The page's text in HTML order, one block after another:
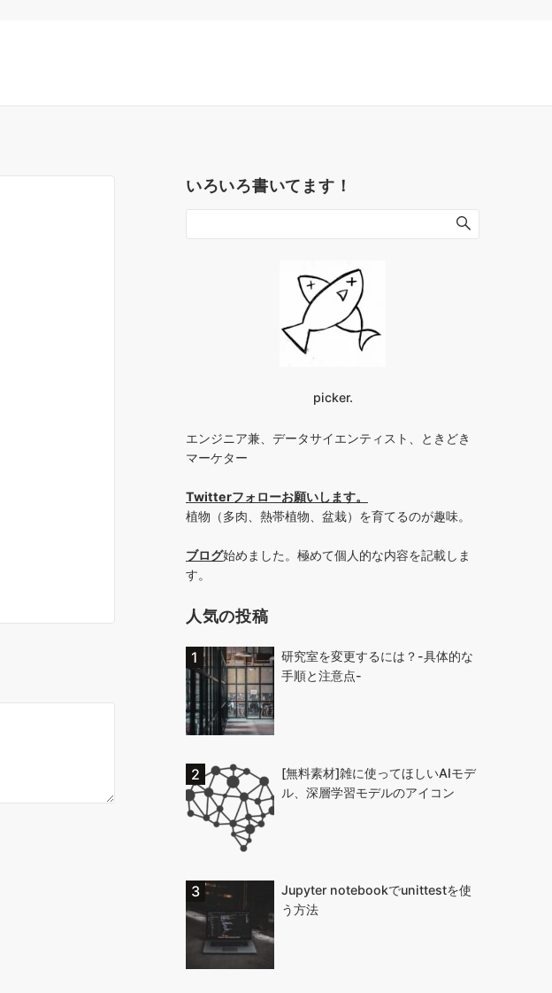
いろいろ書いてます！
picker.
エンジニア兼、データサイエンティスト、ときどき
マーケター
Twitterフォローお願いします。
植物（多肉、熱帯植物、盆栽）を育てるのが趣味。
ブログ始めました。極めて個人的な内容を記載しま
す。
人気の投稿
研究室を変更するには？-具体的な
手順と注意点-
[無料素材]雑に使ってほしいAIモデ
ル、深層学習モデルのアイコン
Jupyter notebookでunittestを使
う方法